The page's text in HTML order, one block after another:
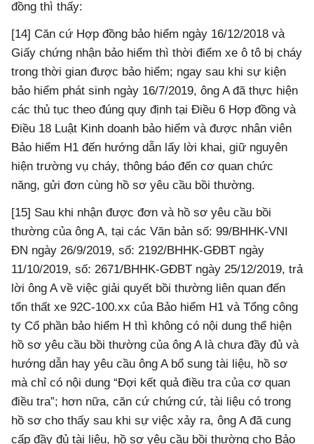
đồng thì thấy:
[14] Căn cứ Hợp đồng bảo hiểm ngày 16/12/2018 và
Giấy chứng nhận bảo hiểm thì thời điểm xe ô tô bị cháy
trong thời gian được bảo hiểm; ngay sau khi sự kiện
bảo hiểm phát sinh ngày 16/7/2019, ông A đã thực hiện
các thủ tục theo đúng quy định tại Điều 6 Hợp đồng và
Điều 18 Luật Kinh doanh bảo hiểm và được nhân viên
Bảo hiểm H1 đến hướng dẫn lấy lời khai, giữ nguyên
hiện trường vụ cháy, thông báo đến cơ quan chức
năng, gửi đơn cùng hồ sơ yêu cầu bồi thường.
[15] Sau khi nhận được đơn và hồ sơ yêu cầu bồi
thường của ông A, tại các Văn bản số: 99/BHHK-VNI
ĐN ngày 26/9/2019, số: 2192/BHHK-GĐBT ngày
11/10/2019, số: 2671/BHHK-GĐBT ngày 25/12/2019, trả
lời ông A về việc giải quyết bồi thường liên quan đến
tổn thất xe 92C-100.xx của Bảo hiểm H1 và Tổng công
ty Cổ phần bảo hiểm H thì không có nội dung thể hiện
hồ sơ yêu cầu bồi thường của ông A là chưa đầy đủ và
hướng dẫn hay yêu cầu ông A bổ sung tài liệu, hồ sơ
mà chỉ có nội dung “Đợi kết quả điều tra của cơ quan
điều tra”; hơn nữa, căn cứ chứng cứ, tài liệu có trong
hồ sơ cho thấy sau khi sự việc xảy ra, ông A đã cung
cấp đầy đủ tài liệu, hồ sơ yêu cầu bồi thường cho Bảo